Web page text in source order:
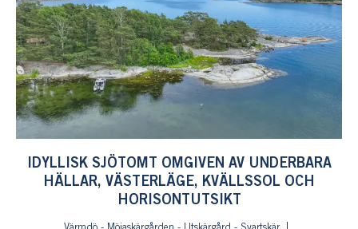
IDYLLISK SJÖTOMT OMGIVEN AV UNDERBARA
HÄLLAR, VÄSTERLÄGE, KVÄLLSSOL OCH
HORISONTUTSIKT